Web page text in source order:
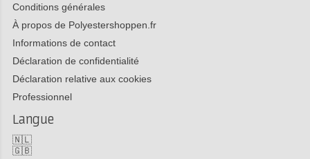
Conditions générales
À propos de Polyestershoppen.fr
Informations de contact
Déclaration de confidentialité
Déclaration relative aux cookies
Professionnel
Langue
🇳🇱
🇬🇧